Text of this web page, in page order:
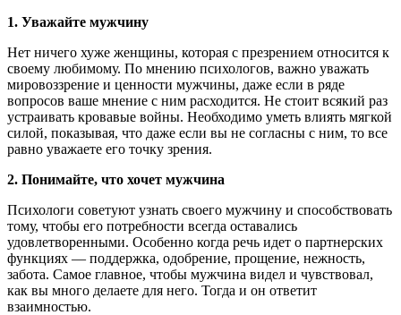
1. Уважайте мужчину
Нет ничего хуже женщины, которая с презрением относится к
своему любимому. По мнению психологов, важно уважать
мировоззрение и ценности мужчины, даже если в ряде
вопросов ваше мнение с ним расходится. Не стоит всякий раз
устраивать кровавые войны. Необходимо уметь влиять мягкой
силой, показывая, что даже если вы не согласны с ним, то все
равно уважаете его точку зрения.
2. Понимайте, что хочет мужчина
Психологи советуют узнать своего мужчину и способствовать
тому, чтобы его потребности всегда оставались
удовлетворенными. Особенно когда речь идет о партнерских
функциях — поддержка, одобрение, прощение, нежность,
забота. Самое главное, чтобы мужчина видел и чувствовал,
как вы много делаете для него. Тогда и он ответит
взаимностью.